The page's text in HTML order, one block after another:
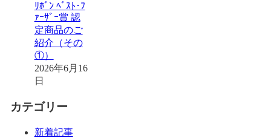
ﾘﾎﾞﾝ ﾍﾞｽﾄ･ﾌ
ｧｰｻﾞｰ賞 認
定商品のご
紹介（その
①）
2026年6月16
日
カテゴリー
新着記事